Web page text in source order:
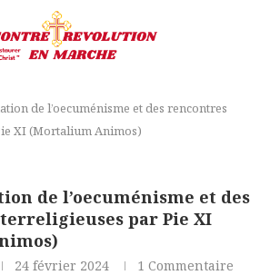
de l’oecuménisme et des rencontres
XI (Mortalium Animos)
de l’oecuménisme et des
par Pie XI
24 février 2024 1 Commentaire